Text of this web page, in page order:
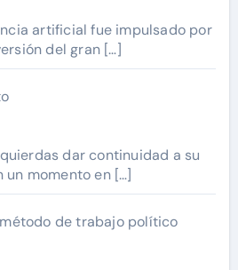
artificial fue impulsado por
del gran […]
dar continuidad a su
momento en […]
de trabajo político